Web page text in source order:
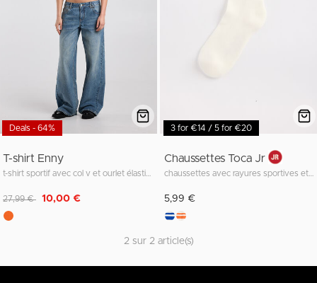
Deals - 64%
T-shirt Enny
Remise de
27,99 € 10,00 €
3 for €14 / 5 for €20
Chaussettes Toca Jr
5,99 €
2 sur 2 article(s)